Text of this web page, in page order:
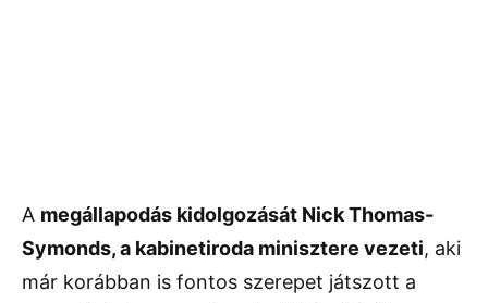
A megállapodás kidolgozását NickThomas-
Symonds,a kabinetiroda minisztere vezeti, aki
már korábban is fontos szerepet játszott a